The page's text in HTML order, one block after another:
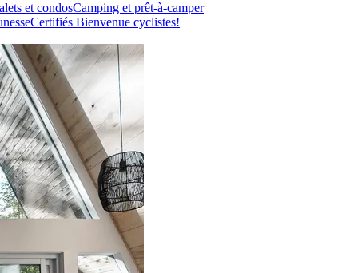
et condosCamping et prêt-à-camper
Certifiés Bienvenue cyclistes!